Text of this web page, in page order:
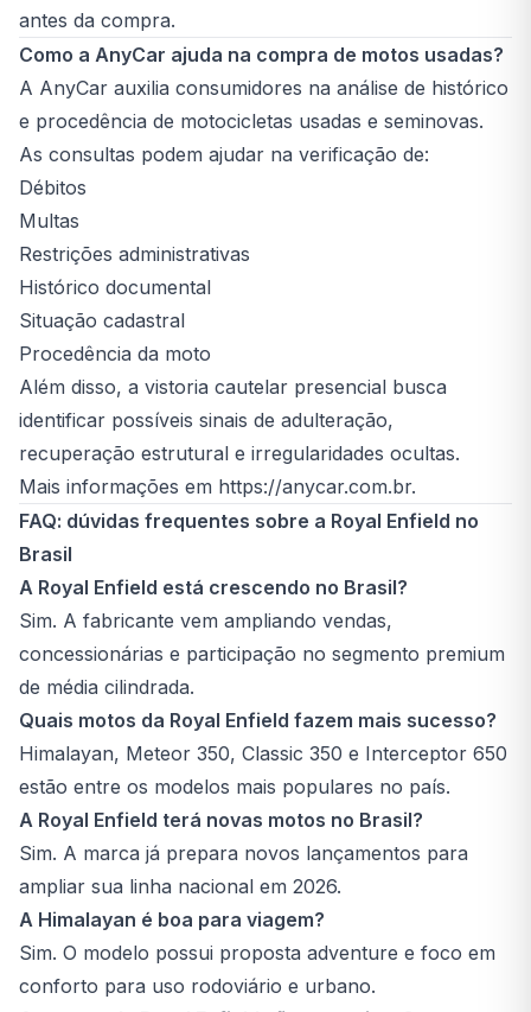
antes da compra.
Como a AnyCar ajuda na compra de motos usadas?
A AnyCar auxilia consumidores na análise de histórico
e procedência de motocicletas usadas e seminovas.
As consultas podem ajudar na verificação de:
Débitos
Multas
Restrições administrativas
Histórico documental
Situação cadastral
Procedência da moto
Além disso, a vistoria cautelar presencial busca
identificar possíveis sinais de adulteração,
recuperação estrutural e irregularidades ocultas.
Mais informações em https://anycar.com.br.
FAQ: dúvidas frequentes sobre a Royal Enfield no
Brasil
A Royal Enfield está crescendo no Brasil?
Sim. A fabricante vem ampliando vendas,
concessionárias e participação no segmento premium
de média cilindrada.
Quais motos da Royal Enfield fazem mais sucesso?
Himalayan, Meteor 350, Classic 350 e Interceptor 650
estão entre os modelos mais populares no país.
A Royal Enfield terá novas motos no Brasil?
Sim. A marca já prepara novos lançamentos para
ampliar sua linha nacional em 2026.
A Himalayan é boa para viagem?
Sim. O modelo possui proposta adventure e foco em
conforto para uso rodoviário e urbano.